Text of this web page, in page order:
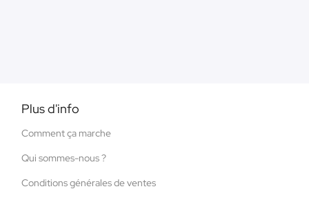
Plus d'info
Comment ça marche
Qui sommes-nous ?
Conditions générales de ventes